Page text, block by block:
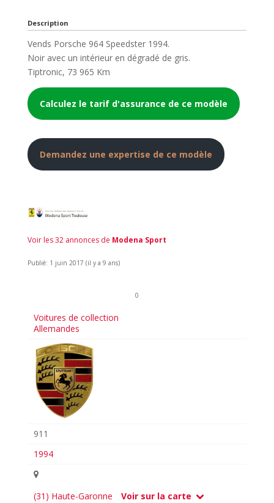
Description
Vends Porsche 964 Speedster 1994.
Noir avec un intérieur en dégradé de gris.
Tiptronic, 73 965 Km
Calculez le tarif d'assurance de ce modèle
Demandez une expertise de ce modèle
Voir les 32 annonces de Modena Sport
Publié: 1 juin 2017 (il y a 9 ans)
0
Voitures de collection
Allemandes
911
1994
(31) Haute-Garonne Voir sur la carte